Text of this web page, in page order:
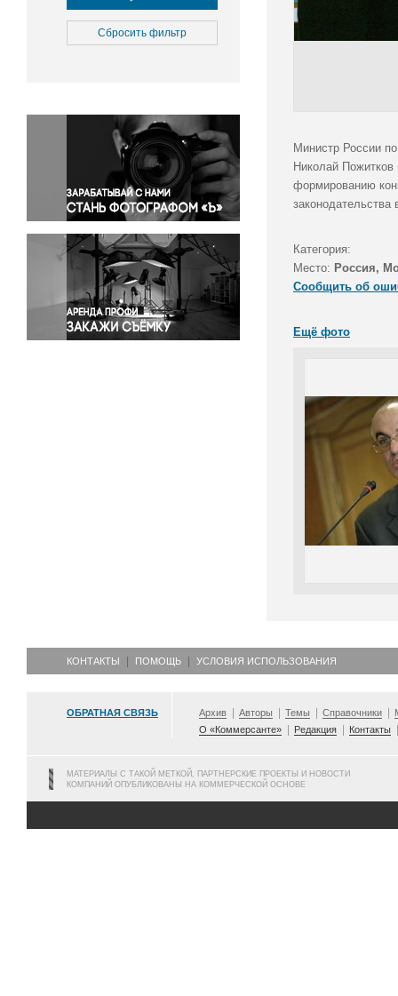
Культура
Медицина
Окружающая среда
Политика
Правосудие
Происшествия и конфликты
Религия
Светская жизнь
Спорт
Экология
Экономика и бизнес
Сбросить фильтр
Министр России
Николай
формированию
Категория:
Место: Россия,
Сообщить об
Ещё фото
КОНТАКТЫ ПОМОЩЬ УСЛОВИЯ ИСПОЛЬЗОВАНИЯ
ОБРАТНАЯ СВЯЗЬ Архив Авторы Темы Справочники
О «Коммерсанте»
Редакция Контакты
МАТЕРИАЛЫ С ТАКОЙ МЕТКОЙ, ПАРТНЕРСКИЕ ПРОЕКТЫ И НОВОСТИ
КОМПАНИЙ ОПУБЛИКОВАНЫ НА КОММЕРЧЕСКОЙ ОСНОВЕ